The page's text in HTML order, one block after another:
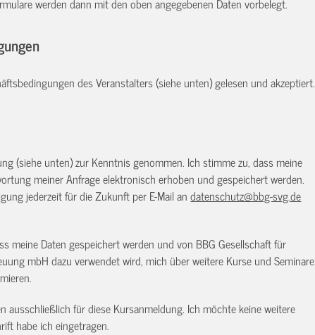
des Veranstalters (siehe unten) gelesen und akzeptiert.
(siehe unten) zur Kenntnis genommen. Ich stimme zu, dass meine
meiner Anfrage elektronisch erhoben und gespeichert werden.
jederzeit für die Zukunft per E-Mail andatenschutz@bbg-svg.de
meine Daten gespeichert werden und von BBG Gesellschaft für
mbH dazu verwendet wird, mich über weitere Kurse und Seminare
ausschließlich für diese Kursanmeldung. Ich möchte keine weitere
habe ich eingetragen.